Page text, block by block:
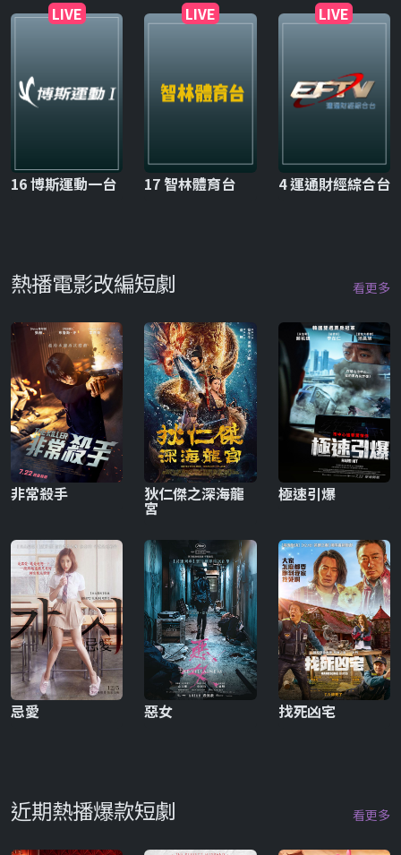
LIVE
16 博斯運動一台
LIVE
17 智林體育台
LIVE
4 運通財經綜合台
熱播電影改編短劇 看更多
非常殺手 狄仁傑之深海龍
宮
極速引爆
忌愛 惡女 找死凶宅
近期熱播爆款短劇 看更多